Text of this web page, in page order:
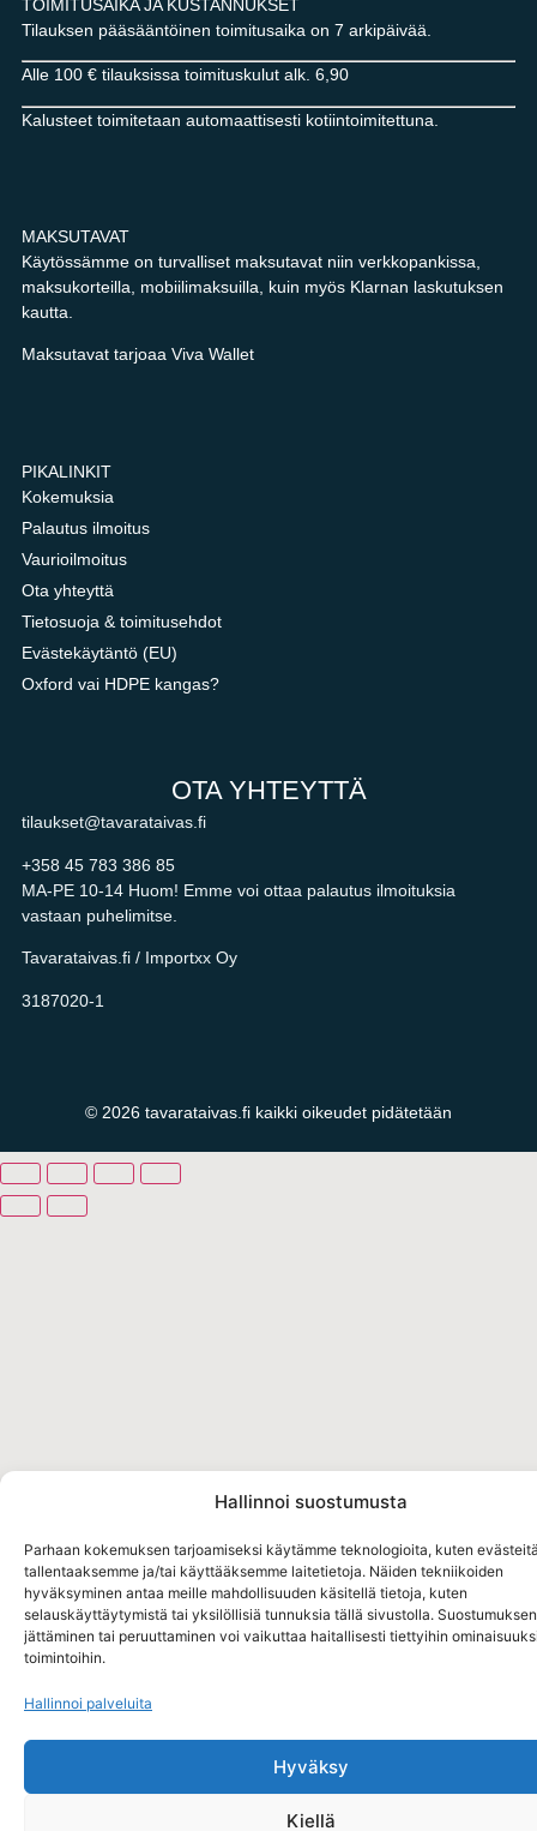
Hallinnoi suostumusta
Parhaan kokemuksen tarjoamiseksi käytämme teknologioita, kuten
tallentaaksemme ja/tai käyttääksemme laitetietoja. Näiden tekniikoiden
hyväksyminen antaa meille mahdollisuuden käsitellä tietoja, kuten
selauskäyttäytymistä tai yksilöllisiä tunnuksia tällä sivustolla. Suostumuksen
jättäminen tai peruuttaminen voi vaikuttaa haitallisesti tiettyihin
toimintoihin.
Hallinnoi palveluita
Hyväksy
Kiellä
TOIMITUSAIKA JA KUSTANNUKSET
Tilauksen pääsääntöinen toimitusaika on 7 arkipäivää.
Alle 100 € tilauksissa toimituskulut alk. 6,90
Kalusteet toimitetaan automaattisesti kotiintoimitettuna.
MAKSUTAVAT
Käytössämme on turvalliset maksutavat niin verkkopankissa,
maksukorteilla, mobiilimaksuilla, kuin myös Klarnan laskutuksen
kautta.
Maksutavat tarjoaa Viva Wallet
PIKALINKIT
Kokemuksia
Palautus ilmoitus
Vaurioilmoitus
Ota yhteyttä
Tietosuoja & toimitusehdot
Evästekäytäntö (EU)
Oxford vai HDPE kangas?
OTA YHTEYTTÄ
tilaukset@tavarataivas.fi
+358 45 783 386 85
MA-PE 10-14 Huom! Emme voi ottaa palautus ilmoituksia
vastaan puhelimitse.
Tavarataivas.fi / Importxx Oy
3187020-1
© 2026 tavarataivas.fi kaikki oikeudet pidätetään